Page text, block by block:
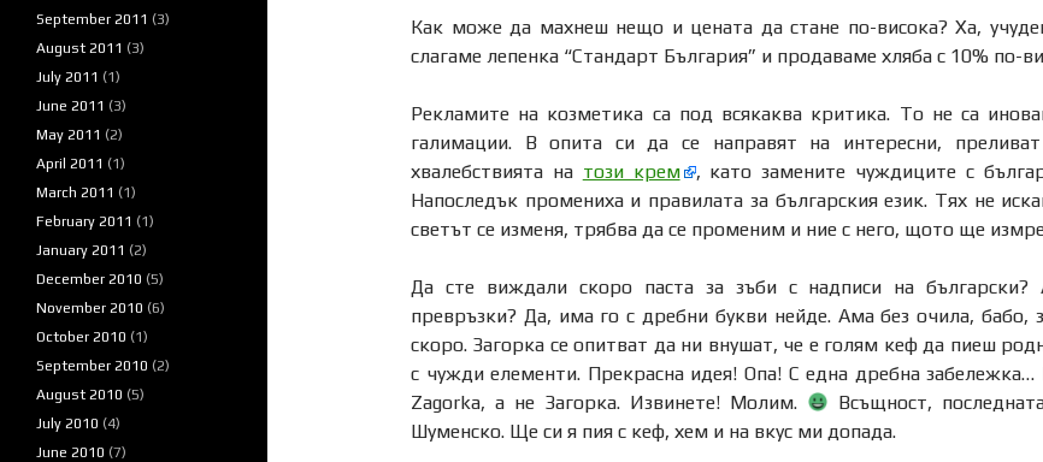
Как може да махнеш нещо и цената да стане по-висока? Ха,
слагаме лепенка “Стандарт България” и продаваме хляба с 10% по-
Рекламите на козметика са под всякаква критика. То не са
галимации. В опита си да се направят на интересни,
хвалебствията на този крем
, като замените чуждиците с
Напоследък промениха и правилата за българския език. Тях не
светът се изменя, трябва да се променим и ние с него, щото ще
Да сте виждали скоро паста за зъби с надписи на
превръзки? Да, има го с дребни букви нейде. Ама без очила,
скоро. Загорка се опитват да ни внушат, че е голям кеф да пиеш
с чужди елементи. Прекрасна идея! Опа! С една дребна
Zagorka, а не Загорка. Извинете! Молим.
Всъщност,
Шуменско. Ще си я пия с кеф, хем и на вкус ми допада.
September 2011 (3)
August 2011 (3)
July 2011 (1)
June 2011 (3)
May 2011 (2)
April 2011 (1)
March 2011 (1)
February 2011 (1)
January 2011 (2)
December 2010 (5)
November 2010 (6)
October 2010 (1)
September 2010 (2)
August 2010 (5)
July 2010 (4)
June 2010 (7)